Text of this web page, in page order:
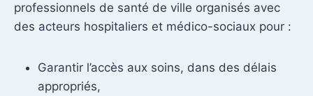
professionnels de santé de ville organisés avec
des acteurs hospitaliers et médico-sociaux pour :
Garantir l’accès aux soins, dans des délais
appropriés,